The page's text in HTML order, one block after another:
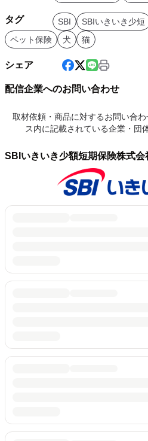
タグ SBI SBIいきいき少短
ペット保険
犬 猫
シェア
配信企業へのお問い合わせ
取材依頼・商品に対するお問い合
ス内に記載されている企業・団
SBIいきいき少額短期保険株式会